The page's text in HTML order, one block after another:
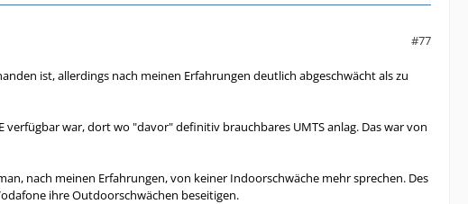
#77
ist, allerdings nach meinen Erfahrungen deutlich abgeschwächt als zu
war, dort wo "davor" definitiv brauchbares UMTS anlag. Das war von
nach meinen Erfahrungen, von keiner Indoorschwäche mehr sprechen. Des
ihre Outdoorschwächen beseitigen.